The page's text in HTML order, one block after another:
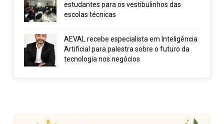
estudantes para os vestibulinhos das
escolas técnicas
AEVAL recebe especialista em Inteligência
Artificial para palestra sobre o futuro da
tecnologia nos negócios